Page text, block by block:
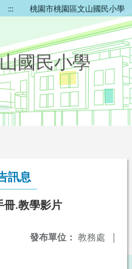
::: 桃園市桃園區文山國民小學
國民小學
訊息
冊.教學影片
發布單位： 教務處 |